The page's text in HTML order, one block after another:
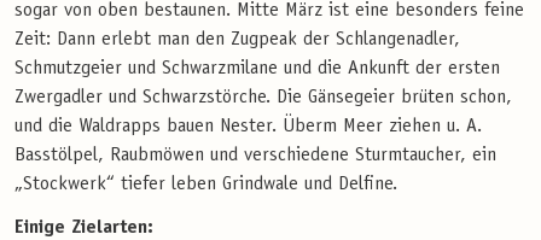
sogar von oben bestaunen. Mitte März ist eine besonders feine
Zeit: Dann erlebt man den Zugpeak der Schlangenadler,
Schmutzgeier und Schwarzmilane und die Ankunft der ersten
Zwergadler und Schwarzstörche. Die Gänsegeier brüten schon,
und die Waldrapps bauen Nester. Überm Meer ziehen u. A.
Basstölpel, Raubmöwen und verschiedene Sturmtaucher, ein
„Stockwerk“ tiefer leben Grindwale und Delfine.
Einige Zielarten: